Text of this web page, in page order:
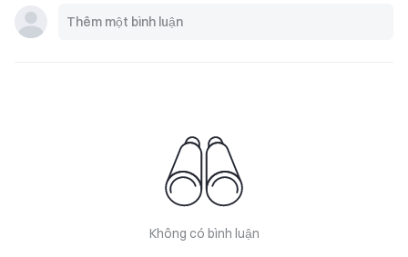
Không có bình luận